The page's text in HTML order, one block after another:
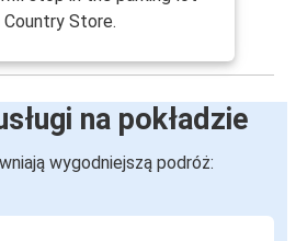
Store.
na pokładzie
wygodniejszą podróż: